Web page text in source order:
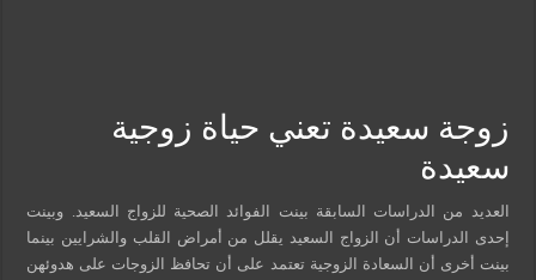
زوجة سعيدة تعني حياة زوجية
سعيدة
العديد من الدراسات السابقة بينت الفوائد الصحية للزواج السعيد. وبينت
إحدى الدراسات أن الزواج السعيد يقلل من أمراض القلب والشرايين بينما
بينت أخرى أن السعادة الزوجية تعتمد على أن تحافظ الزوجات على هدوئهن